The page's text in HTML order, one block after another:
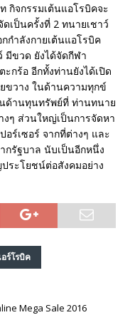
กิจกรรมเต้นแอโรบิคจะ
เป็นครั้งที่ 2 ทนายเชาว์
กำลังกายเต้นแอโรบิค
มีขวด ยังได้จัดกีฬา
กร้อ อีกทั้งท่านยังได้เปิด
ขวาง ในด้านความทุกข์
ด้านทุนทรัพย์ที่ ท่านทนาย
ๆ ส่วนใหญ่เป็นการจัดหา
ร์เซอร์ จากที่ต่างๆ และ
กรัฐบาล นับเป็นอีกหนึ่ง
ระโยชน์ต่อสังคมอย่าง
ร์โรบิค
Mega Sale 2016